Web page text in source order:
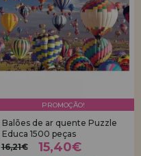
PROMOÇÃO!
Balões de ar quente Puzzle
Educa 1500 peças
16,21€
15,40€